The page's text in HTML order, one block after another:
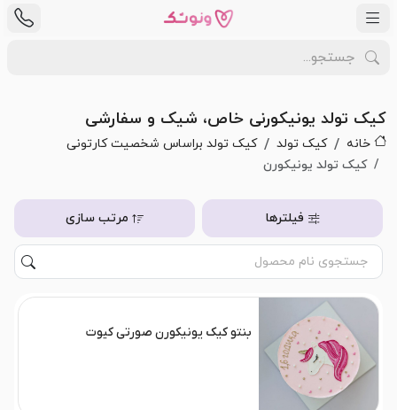
کیک تولد یونیکورنی خاص، شیک و سفارشی
خانه کیک تولد
کیک تولد براساس شخصیت کارتونی
کیک تولد یونیکورن
فیلترها مرتب سازی
بنتو کیک یونیکورن صورتی کیوت